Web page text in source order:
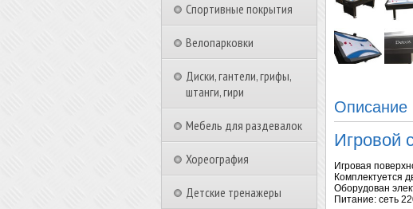
Спортивные покрытия
Велопарковки
Диски, гантели, грифы,
штанги, гири
Мебель для раздевалок
Хореография
Детские тренажеры
Описание
Игровой
Игровая
Комплектуется
Оборудован
Питание: сеть